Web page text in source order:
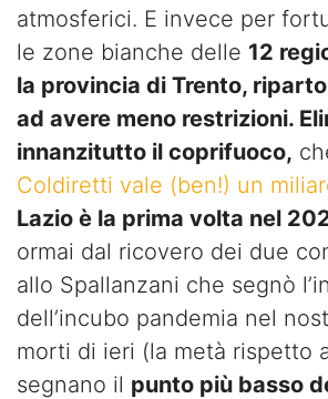
atmosferici. E invece per
le zone bianche delle 12
la provincia di Trento,
ad avere meno restrizioni.
innanzitutto il coprifuoco,
Coldiretti vale (ben!) un
Lazio è la prima volta nel
ormai dal ricovero dei due
allo Spallanzani che segnò
dell’incubo pandemia nel
morti di ieri (la metà rispetto
segnano il punto più basso